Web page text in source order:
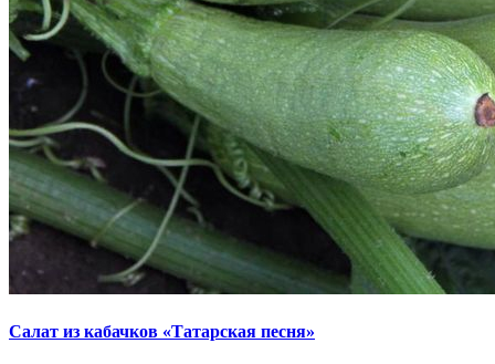
Салат из кабачков «Татарская песня»